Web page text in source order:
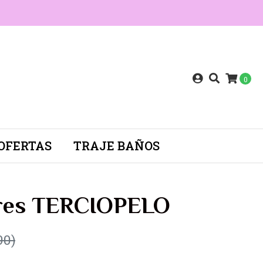
0
TRAJE BAÑOS
TERCIOPELO